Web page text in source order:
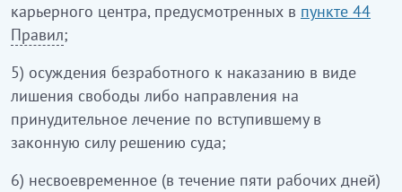
карьерного центра, предусмотренных в пункте 44
Правил;
5) осуждения безработного к наказанию в виде
лишения свободы либо направления на
принудительное лечение по вступившему в
законную силу решению суда;
6) несвоевременное (в течение пяти рабочих дней)